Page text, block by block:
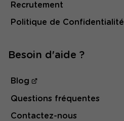
Recrutement
Politique de Confidentialité
Besoin d'aide ?
Blog
Questions fréquentes
Contactez-nous